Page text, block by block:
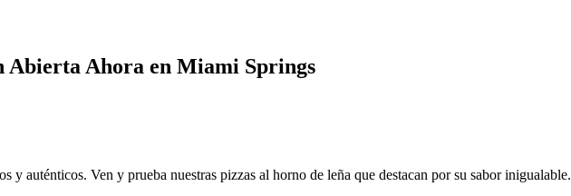
Abierta Ahora en Miami Springs
y auténticos. Ven y prueba nuestras pizzas al horno de leña que destacan por su sabor inigualable.